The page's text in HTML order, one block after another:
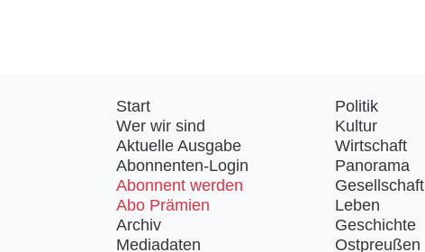
Start
Wer wir sind
Aktuelle Ausgabe
Abonnenten-Login
Abonnent werden
Abo Prämien
Archiv
Mediadaten
Politik
Kultur
Wirtschaft
Panorama
Gesellschaft
Leben
Geschichte
Ostpreußen